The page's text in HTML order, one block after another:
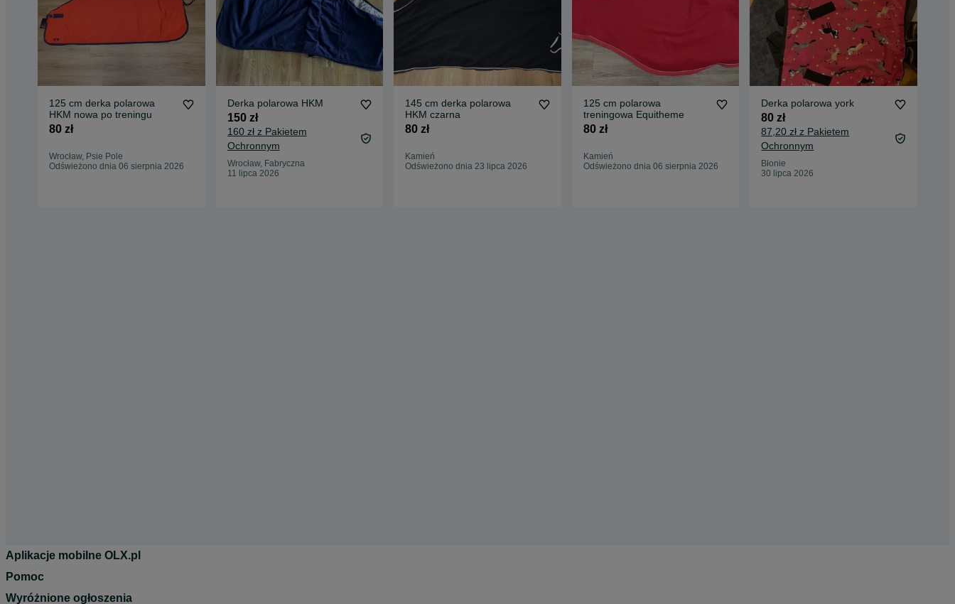
125 cm derka polarowa
HKM nowa po treningu
80 zł
Wrocław, Psie Pole
Odświeżono dnia 06 sierpnia 2026
Derka polarowa HKM
150 zł
160 zł z Pakietem
Ochronnym
Wrocław, Fabryczna
11 lipca 2026
145 cm derka polarowa
HKM czarna
80 zł
Kamień
Odświeżono dnia 23 lipca 2026
125 cm polarowa
treningowa Equitheme
80 zł
Kamień
Odświeżono dnia 06 sierpnia 2026
Derka polarowa york
80 zł
87,20 zł z Pakietem
Ochronnym
Błonie
30 lipca 2026
Aplikacje mobilne OLX.pl
Pomoc
Wyróżnione ogłoszenia